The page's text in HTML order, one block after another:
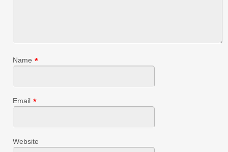
Name *
Email *
Website